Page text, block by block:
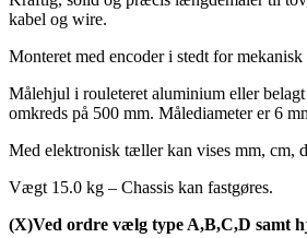
kabel og wire.
Monteret med encoder i stedt for
Målehjul i rouleteret aluminium eller
omkreds på 500 mm. Målediameter er 6
Med elektronisk tæller kan vises mm, cm,
Vægt 15.0 kg – Chassis kan fastgøres.
(X)Ved ordre vælg type A,B,C,D samt